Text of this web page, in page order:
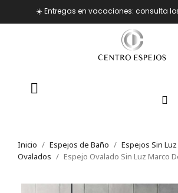
☀️ Entregas en vacaciones: consulta
Inicio Espejos de Baño Espejos Sin Luz
Ovalados
Espejo Ovalado Sin Luz Marco